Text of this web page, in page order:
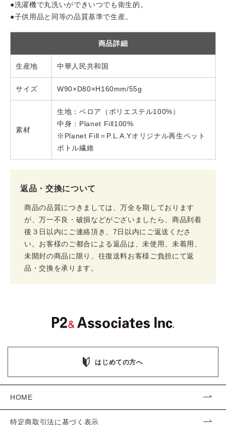
●洗濯機で丸洗いができいつでも衛生的。
●子供用品と同等の品質基準で生産。
商品詳細
生産地 中華人民共和国
サイズ W90×D80×H160mm/55g
素材
生地：ベロア（ポリエステル100%）
中身：Planet Fill100%
※Planet Fill＝P.L.A.Yオリジナル再生ペット
ボトル繊維
返品・交換について
商品の品質につきましては、万全を期しております
が、万一不良・破損などがございましたら、商品到着
後３日以内にご連絡頂き、7日以内にご返送くださ
い。お客様のご都合による返品は、未使用、未着用、
未開封の商品に限り、往復送料お客様ご負担にて返
品・交換を承ります。
はじめての方へ
HOME
特定商取引法に基づく表示